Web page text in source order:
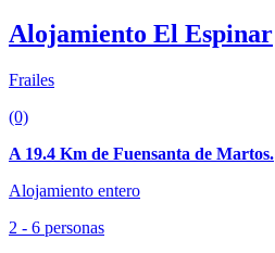
Alojamiento El Espinar
Frailes
(0)
A 19.4 Km de Fuensanta de Martos.
Alojamiento entero
2 - 6 personas